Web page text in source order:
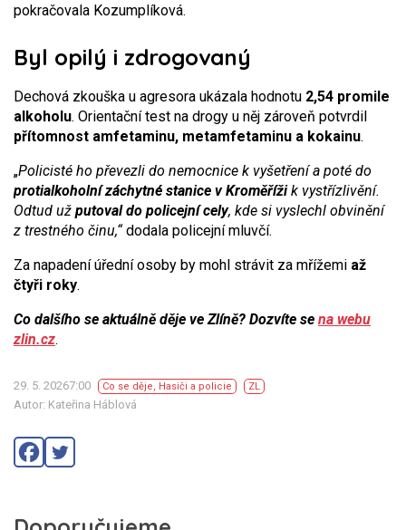
pokračovala Kozumplíková.
Byl opilý i zdrogovaný
Dechová zkouška u agresora ukázala hodnotu 2,54 promile
alkoholu. Orientační test na drogy u něj zároveň potvrdil
přítomnost amfetaminu, metamfetaminu a kokainu.
„Policisté ho převezli do nemocnice k vyšetření a poté do
protialkoholní záchytné stanice v Kroměřížik vystřízlivění.
Odtud už putoval do policejní cely, kde si vyslechl obvinění
z trestného činu,“dodala policejní mluvčí.
Za napadení úřední osoby by mohl strávit za mřížemi až
čtyři roky.
Co dalšího se aktuálně děje ve Zlíně? Dozvíte se na webu
zlin.cz.
29. 5. 20267:00 Co se děje, Hasiči a policie ZL
Autor: Kateřina Háblová